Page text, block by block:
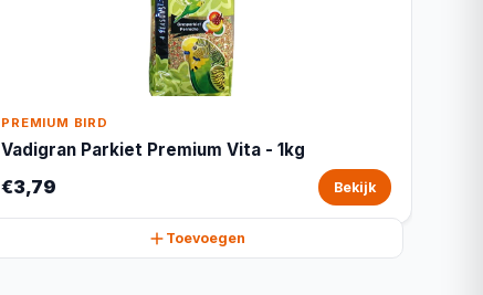
PREMIUM BIRD
Vadigran Parkiet Premium Vita - 1kg
€3,79 Bekijk
Toevoegen